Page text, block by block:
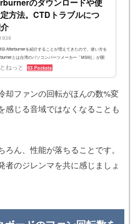
のダウンロードや使
方法。CTDトラブルにつ
Afterburnerを紹介することが増えてきたので、使い方を
とは台湾のパソコンパーツメーカー「MSI社」が開
です。PCの動作状況などを把握するために今やベテラ
などを取得する GPU...
ねっと 63 Pockets
却ファンの回転がほんの数%変
感じる音域ではなくなることも
ん、性能が落ちることです。
者のジレンマを共に感じましょ